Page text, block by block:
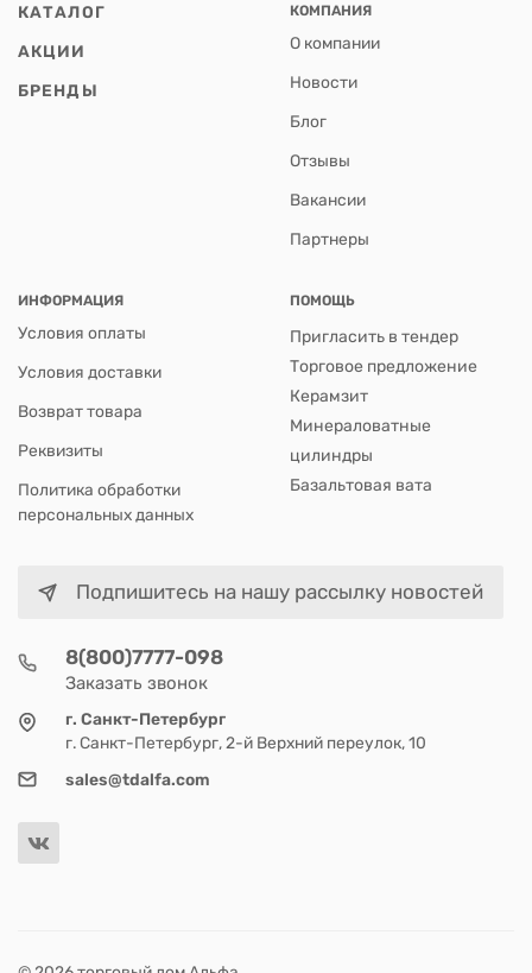
КАТАЛОГ
АКЦИИ
БРЕНДЫ
КОМПАНИЯ
О компании
Новости
Блог
Отзывы
Вакансии
Партнеры
ИНФОРМАЦИЯ
Условия оплаты
Условия доставки
Возврат товара
Реквизиты
Политика обработки
персональных данных
ПОМОЩЬ
Пригласить в тендер
Торговое предложение
Керамзит
Минераловатные
цилиндры
Базальтовая вата
Подпишитесь на нашу рассылку новостей
8(800)7777-098
Заказать звонок
г. Санкт-Петербург
г. Санкт-Петербург, 2-й Верхний переулок, 10
sales@tdalfa.com